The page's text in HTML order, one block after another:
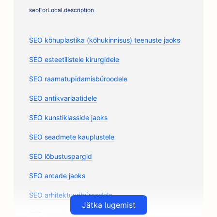
seoForLocal.description
SEO kõhuplastika (kõhukinnisus) teenuste jaoks
SEO esteetilistele kirurgidele
SEO raamatupidamisbüroodele
SEO antikvariaatidele
SEO kunstiklasside jaoks
SEO seadmete kauplustele
SEO lõbustuspargid
SEO arcade jaoks
SEO arhitektuuribüroodele
SEO käsitöönduslikele kohviröstritele
Jätka lugemist